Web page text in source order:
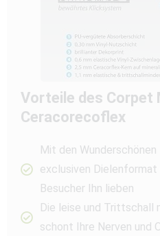
Vorteile des Corpet
Ceracorecoflex
Mit den
exclusiven Dielenformat
Besucher Ihn lieben
Die leise und Trittschall
schont Ihre Nerven und